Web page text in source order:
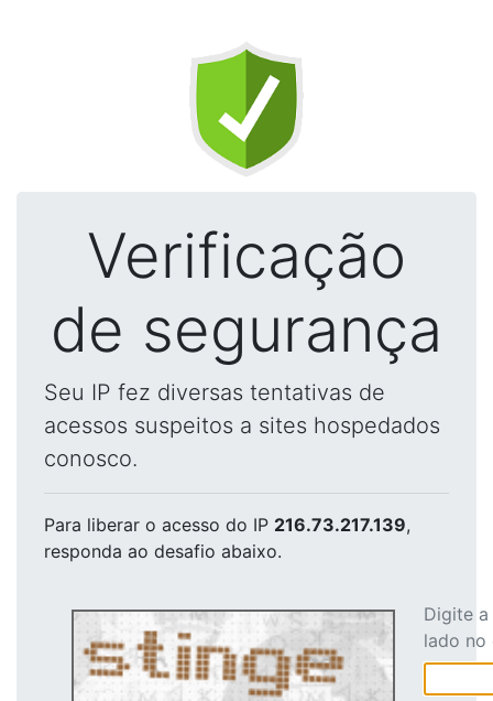
Verificação
de segurança
Seu IP fez diversas tentativas de
acessos suspeitos a sites hospedados
conosco.
Para liberar o acesso do IP 216.73.217.139,
responda ao desafio abaixo.
Digite
lado no